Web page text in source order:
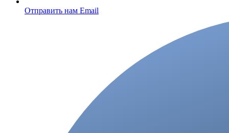
Отправить нам Email